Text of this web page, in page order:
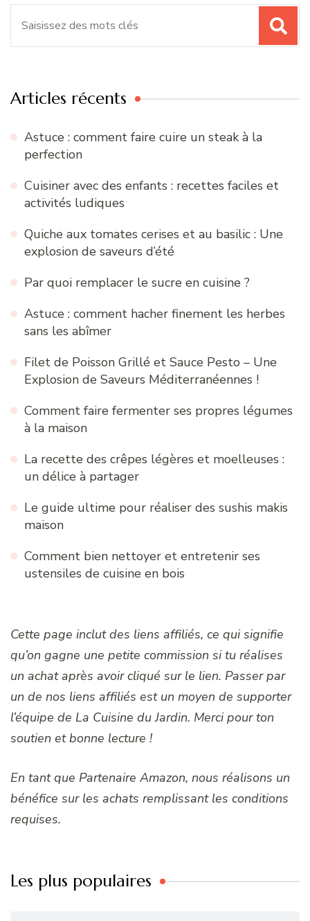
Articles récents
Astuce : comment faire cuire un steak à la
perfection
Cuisiner avec des enfants : recettes faciles et
activités ludiques
Quiche aux tomates cerises et au basilic : Une
explosion de saveurs d’été
Par quoi remplacer le sucre en cuisine ?
Astuce : comment hacher finement les herbes
sans les abîmer
Filet de Poisson Grillé et Sauce Pesto – Une
Explosion de Saveurs Méditerranéennes !
Comment faire fermenter ses propres légumes
à la maison
La recette des crêpes légères et moelleuses :
un délice à partager
Le guide ultime pour réaliser des sushis makis
maison
Comment bien nettoyer et entretenir ses
ustensiles de cuisine en bois
Cette page inclut des liens affiliés, ce qui signifie
qu’on gagne une petite commission si tu réalises
un achat après avoir cliqué sur le lien. Passer par
un de nos liens affiliés est un moyen de supporter
l’équipe de La Cuisine du Jardin. Merci pour ton
soutien et bonne lecture !
En tant que Partenaire Amazon, nous réalisons un
bénéfice sur les achats remplissant les conditions
requises.
Les plus populaires